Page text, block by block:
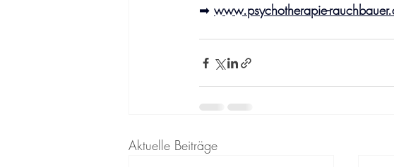
➡ www.psychotherapie-
Aktuelle Beiträge